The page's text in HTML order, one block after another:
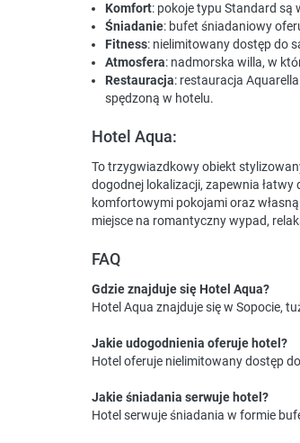
Komfort: pokoje typu Standard są
Śniadanie: bufet śniadaniowy
Fitness: nielimitowany dostęp do
Atmosfera: nadmorska willa, w
Restauracja: restauracja
spędzoną w hotelu.
Hotel Aqua:
To trzygwiazdkowy obiekt
dogodnej lokalizacji, zapewnia
komfortowymi pokojami oraz
miejsce na romantyczny wypad,
FAQ
Gdzie znajduje się Hotel Aqua?
Hotel Aqua znajduje się w Sopocie,
Jakie udogodnienia oferuje hotel?
Hotel oferuje nielimitowany dostęp
Jakie śniadania serwuje hotel?
Hotel serwuje śniadania w formie